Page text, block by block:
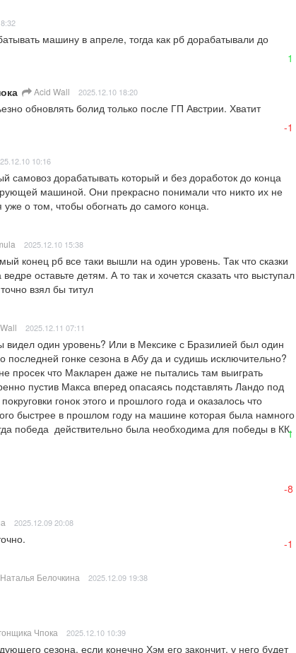
машину в апреле, тогда как рб дорабатывали до
1
Acid Wall 2025.12.10 18:20
обновлять болид только после ГП Австрии. Хватит
-1
10:16
самовоз дорабатывать который и без доработок до конца
машиной. Они прекрасно понимали что никто их не
уже о том, чтобы обогнать до самого конца.
2025.12.10 15:38
конец рб все таки вышли на один уровень. Так что сказки
оставьте детям. А то так и хочется сказать что выступал
взял бы титул
2025.12.11 07:11
видел один уровень? Или в Мексике с Бразилией был один
последней гонке сезона в Абу да и судишь исключительно?
просек что Макларен даже не пытались там выиграть
пустив Макса вперед опасаясь подставлять Ландо под
гонок этого и прошлого года и оказалось что
быстрее в прошлом году на машине которая была намного
победа  действительно была необходима для победы в КК.
1
-8
2025.12.09 20:08
-1
Наталья Белочкина 2025.12.09 19:38
Чпока 2025.12.10 10:39
сезона, если конечно Хэм его закончит, у него будет